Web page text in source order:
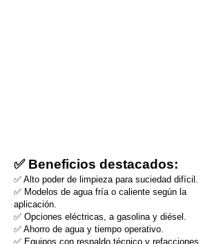
✅ Beneficios destacados:
✅ Alto poder de limpieza para suciedad difícil.
✅ Modelos de agua fría o caliente según la
aplicación.
✅ Opciones eléctricas, a gasolina y diésel.
✅ Ahorro de agua y tiempo operativo.
✅ Equipos con respaldo técnico y refacciones